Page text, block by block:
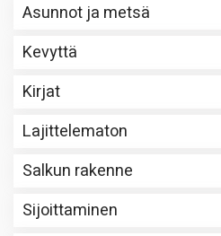
Asunnot ja metsä
Kevyttä
Kirjat
Lajittelematon
Salkun rakenne
Sijoittaminen